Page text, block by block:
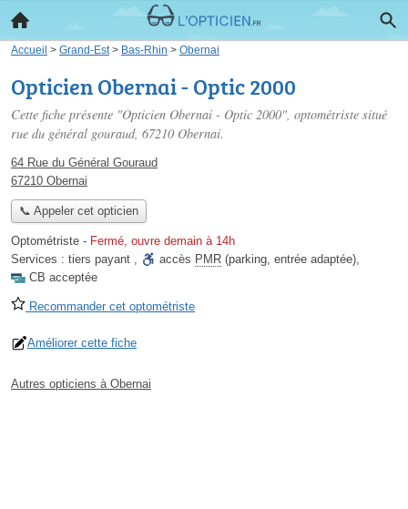
Accueil > Grand-Est> Bas-Rhin > Obernai
Opticien Obernai - Optic 2000
Cette fiche présente "Opticien Obernai - Optic 2000", optométriste situé
rue du général gouraud, 67210 Obernai.
64 Rue du Général Gouraud
67210 Obernai
📞 Appeler cet opticien
Optométriste - Fermé, ouvre demain à 14h
Services : tiers payant , accès PMR (parking, entrée adaptée),
CB acceptée
Recommander cet optométriste
Améliorer cette fiche
Autres opticiens à Obernai